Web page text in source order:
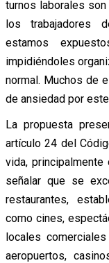
turnos laborales
los trabajadores
estamos
impidiéndoles
normal. Muchos de
de ansiedad por
La propuesta
artículo 24 del
vida,
señalar que se
restaurantes,
como cines,
locales
aeropuertos,